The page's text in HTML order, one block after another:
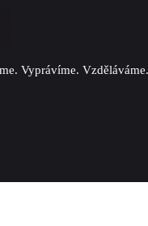
Vyprávíme.